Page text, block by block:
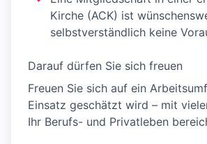
Kirche (ACK) ist
selbstverständlich keine
Darauf dürfen Sie sich freuen
Freuen Sie sich auf ein
Einsatz geschätzt wird – mit
Ihr Berufs- und Privatleben